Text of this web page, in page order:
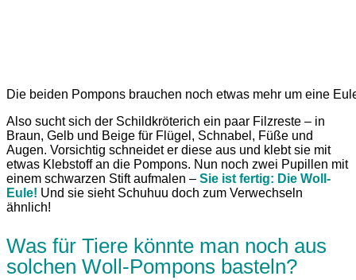
Die beiden Pompons brauchen noch etwas mehr um eine
Also sucht sich der Schildkröterich ein paar Filzreste – in
Braun, Gelb und Beige für Flügel, Schnabel, Füße und
Augen. Vorsichtig schneidet er diese aus und klebt sie mit
etwas Klebstoff an die Pompons. Nun noch zwei Pupillen mit
einem schwarzen Stift aufmalen – Sie ist fertig: Die Woll-
Eule! Und sie sieht Schuhuu doch zum Verwechseln
ähnlich!
Was für Tiere könnte man noch aus
solchen Woll-Pompons basteln?